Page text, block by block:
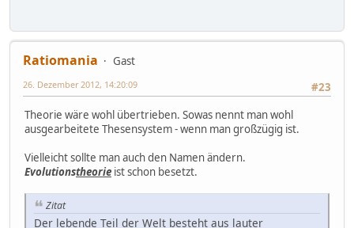
Ratiomania
Gast
#23
26. Dezember 2012, 14:20:09
Theorie wäre wohl übertrieben. Sowas nennt man wohl
ausgearbeitete Thesensystem - wenn man großzügig ist.
Vielleicht sollte man auch den Namen ändern.
Evolutionstheorie ist schon besetzt.
Zitat
Der lebende Teil der Welt besteht aus lauter